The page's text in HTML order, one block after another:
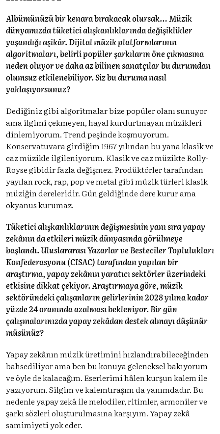
Albümünüzü bir kenara bırakacak olursak… Müzik
dünyamızda tüketici alışkanlıklarında değişiklikler
yaşandığı aşikâr. Dijital müzik platformlarının
algoritmaları, belirli popüler şarkıların öne çıkmasına
neden oluyor ve daha az bilinen sanatçılar bu durumdan
olumsuz etkilenebiliyor. Siz bu duruma nasıl
yaklaşıyorsunuz?
Dediğiniz gibi algoritmalar bize popüler olanı sunuyor
ama ilgimi çekmeyen, hayal kurdurtmayan müzikleri
dinlemiyorum. Trend peşinde koşmuyorum.
Konservatuvara girdiğim 1967 yılından bu yana klasik ve
caz müzikle ilgileniyorum. Klasik ve caz müzikte Rolly-
Royse gibidir fazla değişmez. Prodüktörler tarafından
yayılan rock, rap, pop ve metal gibi müzik türleri klasik
müziğin dereleridir. Gün geldiğinde dere kurur ama
okyanus kurumaz.
Tüketici alışkanlıklarının değişmesinin yanı sıra yapay
zekânın da etkileri müzik dünyasında görülmeye
başlandı. Uluslararası Yazarlar ve Besteciler Toplulukları
Konfederasyonu (CISAC) tarafından yapılan bir
araştırma, yapay zekânın yaratıcı sektörler üzerindeki
etkisine dikkat çekiyor. Araştırmaya göre, müzik
sektöründeki çalışanların gelirlerinin 2028 yılına kadar
yüzde 24 oranında azalması bekleniyor. Bir gün
çalışmalarınızda yapay zekâdan destek almayı düşünür
müsünüz?
Yapay zekânın müzik üretimini hızlandırabileceğinden
bahsediliyor ama ben bu konuya geleneksel bakıyorum
ve öyle de kalacağım. Eserlerimi hâlen kurşun kalem ile
yazıyorum. Silgim ve kalemtıraşım da yanımdadır. Bu
nedenle yapay zekâ ile melodiler, ritimler, armoniler ve
şarkı sözleri oluşturulmasına karşıyım. Yapay zekâ
samimiyeti yok eder.